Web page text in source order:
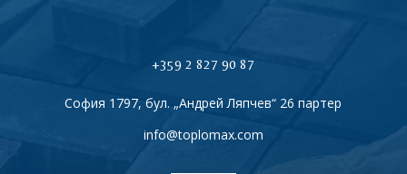
+359 2 827 90 87
София 1797, бул. „Андрей Ляпчев“ 26 партер
info@toplomax.com